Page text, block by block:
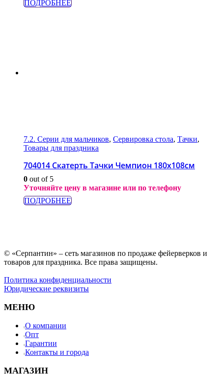
ПОДРОБНЕЕ
7.2. Серии для мальчиков, Сервировка стола, Тачки,
Товары для праздника
704014 Скатерть Тачки Чемпион 180х108см
0 out of 5
Уточняйте цену в магазине или по телефону
ПОДРОБНЕЕ
© «Серпантин» – сеть магазинов по продаже фейерверков и
товаров для праздника. Все права защищены.
Политика конфиденциальности
Юридические реквизиты
МЕНЮ
О компании
Опт
Гарантии
Контакты и города
МАГАЗИН